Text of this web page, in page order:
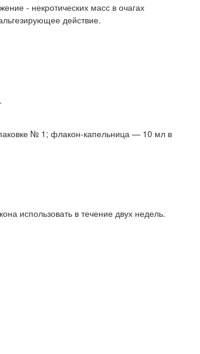
- некротических масс в очагах
действие.
№ 1; флакон-капельница — 10 мл в
использовать в течение двух недель.